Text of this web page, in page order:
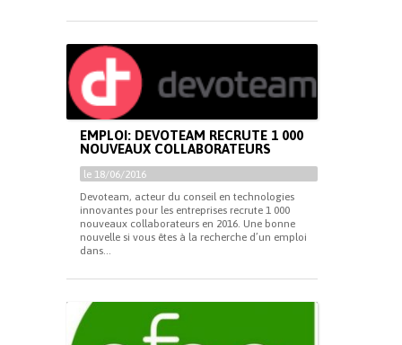
EMPLOI: DEVOTEAM RECRUTE 1 000
NOUVEAUX COLLABORATEURS
le 18/06/2016
Devoteam, acteur du conseil en technologies
innovantes pour les entreprises recrute 1 000
nouveaux collaborateurs en 2016. Une bonne
nouvelle si vous êtes à la recherche d’un emploi
dans...